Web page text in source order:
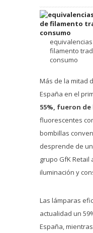
filamento
consumo
Más de la mitad
España en el
55%, fueron
fluorescentes
bombillas
desprende de
grupo GfK
iluminación y
Las lámparas
actualidad un
España,